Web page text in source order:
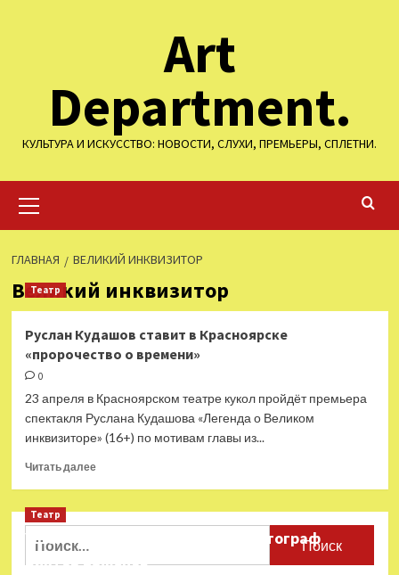
Art
Department.
КУЛЬТУРА И ИСКУССТВО: НОВОСТИ, СЛУХИ, ПРЕМЬЕРЫ, СПЛЕТНИ.
меню
ГЛАВНАЯ ВЕЛИКИЙ ИНКВИЗИТОР
Великий инквизитор
Театр
Руслан Кудашов ставит в Красноярске
«пророчество о времени»
0
23 апреля в Красноярском театре кукол пройдёт премьера
спектакля Руслана Кудашова «Легенда о Великом
инквизиторе» (16+) по мотивам главы из...
Читать далееПрочитать
Руслан
в
Найти:
Театр
Ушёл из жизни театральный фотограф
Виктор Баженов